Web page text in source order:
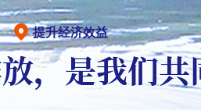
提升经济效益